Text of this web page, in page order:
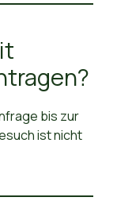
bis zur
ist nicht